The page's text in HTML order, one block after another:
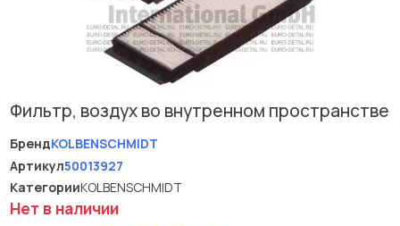
Фильтр, воздух во внутренном пространстве
БрендKOLBENSCHMIDT
Артикул50013927
КатегорииKOLBENSCHMIDT
Нет в наличии